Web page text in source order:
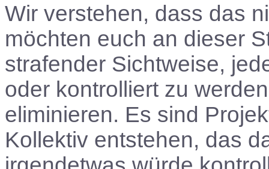
Wir verstehen, dass das
möchten euch an dieser
strafender Sichtweise,
oder kontrolliert zu
eliminieren. Es sind
Kollektiv entstehen, das